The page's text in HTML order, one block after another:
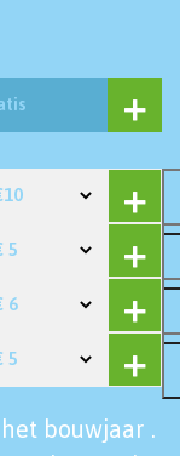
5
6
5
bouwjaar .